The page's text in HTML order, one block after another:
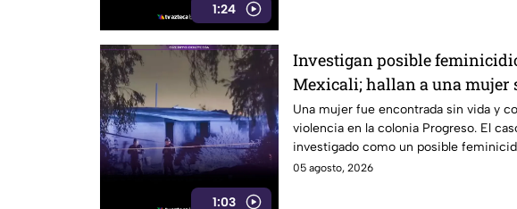
1:24
1:03
Investigan posible
Mexicali; hallan a una mujer
con huellas de violencia
Una mujer fue encontrada sin vida y
violencia en la colonia Progreso. El
investigado como un posible
detenidos.
05 agosto, 2026